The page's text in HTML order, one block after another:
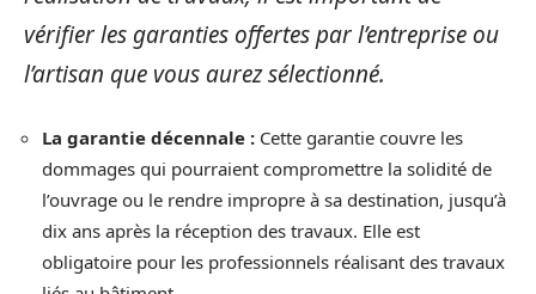
vérifier les garanties offertes par l’entreprise ou
l’artisan que vous aurez sélectionné.
La garantie décennale : Cette garantie couvre les
dommages qui pourraient compromettre la solidité de
l’ouvrage ou le rendre impropre à sa destination, jusqu’à
dix ans après la réception des travaux. Elle est
obligatoire pour les professionnels réalisant des travaux